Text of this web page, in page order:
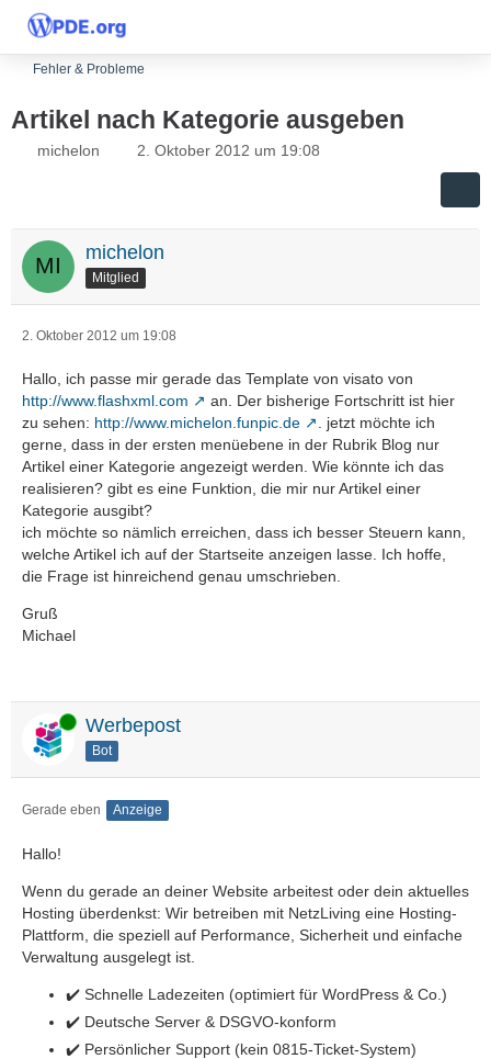
Fehler & Probleme
Artikel nach Kategorie ausgeben
michelon 2. Oktober 2012 um 19:08
michelon
Mitglied
2. Oktober 2012 um 19:08
Hallo, ich passe mir gerade das Template von visato von
http://www.flashxml.com
an. Der bisherige Fortschritt ist hier
zu sehen: http://www.michelon.funpic.de
. jetzt möchte ich
gerne, dass in der ersten menüebene in der Rubrik Blog nur
Artikel einer Kategorie angezeigt werden. Wie könnte ich das
realisieren? gibt es eine Funktion, die mir nur Artikel einer
Kategorie ausgibt?
ich möchte so nämlich erreichen, dass ich besser Steuern kann,
welche Artikel ich auf der Startseite anzeigen lasse. Ich hoffe,
die Frage ist hinreichend genau umschrieben.
Gruß
Michael
Online Werbepost
Bot
Gerade eben Anzeige
Hallo!
Wenn du gerade an deiner Website arbeitest oder dein aktuelles
Hosting überdenkst: Wir betreiben mit NetzLiving eine Hosting-
Plattform, die speziell auf Performance, Sicherheit und einfache
Verwaltung ausgelegt ist.
✔️ Schnelle Ladezeiten (optimiert für WordPress & Co.)
✔️ Deutsche Server & DSGVO-konform
✔️ Persönlicher Support (kein 0815-Ticket-System)